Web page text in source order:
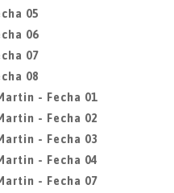
05
06
07
08
- Fecha 01
- Fecha 02
- Fecha 03
- Fecha 04
- Fecha 07